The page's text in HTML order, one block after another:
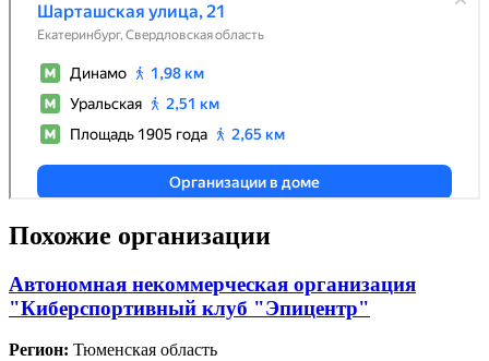
Похожие организации
Автономная некоммерческая организация
"Киберспортивный клуб "Эпицентр"
Регион: Тюменская область